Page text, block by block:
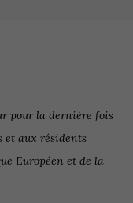
pour la dernière fois
et aux résidents
Européen et de la